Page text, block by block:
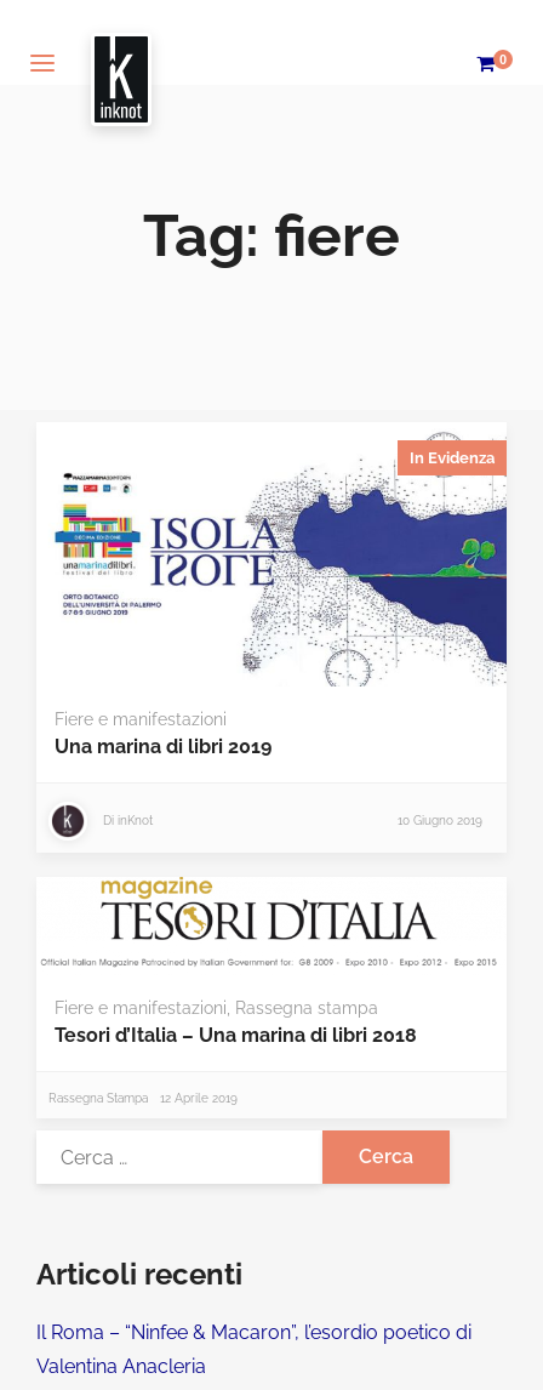
0
Tag: fiere
Fiere e manifestazioni
Una marina di libri 2019
Di inKnot 10 Giugno 2019
Fiere e manifestazioni, Rassegna stampa
Tesori d’Italia – Una marina di libri 2018
Rassegna Stampa 12 Aprile 2019
Articoli recenti
Il Roma – “Ninfee & Macaron”, l’esordio poetico di
Valentina Anacleria